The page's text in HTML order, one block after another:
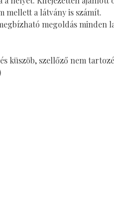
mellett a látvány is számít.
megoldás minden
küszöb, szellőző nem